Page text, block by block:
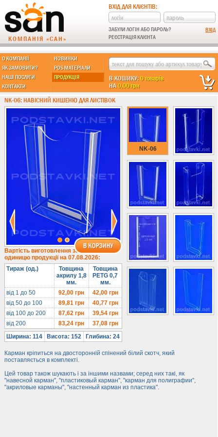
КОМПАНІЯ «САН»
ВХІД ДЛЯ КЛІЄНТІВ:
ЗАБУЛИ ЛОГІН АБО ПАРОЛЬ?
РЕЄСТРАЦІЯ КЛІЄНТА
О КОМПАНІЇ
НОВИНКИ
ЯК ЗАМОВИТИ?
POS МАТЕРІАЛИ
НАШІ ПОСЛУГИ
ПРОДУКЦІЯ
КОНТАКТИ
В КОШИКУ:0 товарів
НА0,00 грн
МЫ ДЕЛАЕМ:
Підставки із пластику
Новинки !!!
Різні підставки
Під поліграфію
Навісні кишені
А4 карманы
А5 карманы
А6 карманы
Єврофлаєр
Менюхолдери
Під мобільні
Під біжутерію
Гірки та подіуми
Під косметику
Під солодке
Для хот-догів
Лототрони
Ящики з акрилу
Цінники
Засоби захисту
Інформ. стенди
Підлогові стійки
NK-06: НАВІСНИЙ КИШЕНЮ ДЛЯ ЛИСТІВОК
Вартість виготовлення за
одиницю продукції на 07.08.2026:
Тираж (од.)
Товщина
акрилу 1,8
мм.
Товщина
PETG 0,7
мм.
від 1 до 50
92,00 грн 42,00грн
від 50 до 100
89,81 грн 40,77грн
від 100 до 200
87,62 грн 39,54грн
від 200
83,24 грн 37,08грн
Ширина: 114
Висота: 152 Глибина: 24
Карман кріпиться на двосторонній спінений білий скотч, який
поставляється в комплекті.
Цей товар також шукають і за іншими назвами; серед них такі, як
"навесной карман", "пластиковый карман", "карман для полиграфии",
"акриловые карманы", "настенный карман из пластика".
NK-06